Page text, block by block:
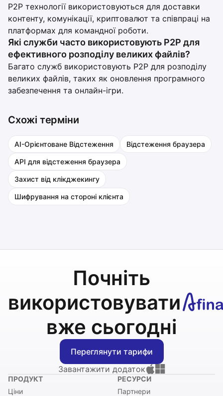
P2P технології використовуються для доставки
контенту, комунікації, криптовалют та співпраці на
платформах для командної роботи.
Які служби часто використовують P2P для
ефективного розподілу великих файлів?
Багато служб використовують P2P для розподілу
великих файлів, таких як оновлення програмного
забезпечення та онлайн-ігри.
Схожі терміни
AI-Орієнтоване Відстеження Відстеження браузера
API для відстеження браузера
Захист від клікджекингу
Шифрування на стороні клієнта
Почніть
використовувати
вже сьогодні
Переглянути тарифи
Завантажити додаток
ПРОДУКТ
Ціни
РЕСУРСИ
Партнери